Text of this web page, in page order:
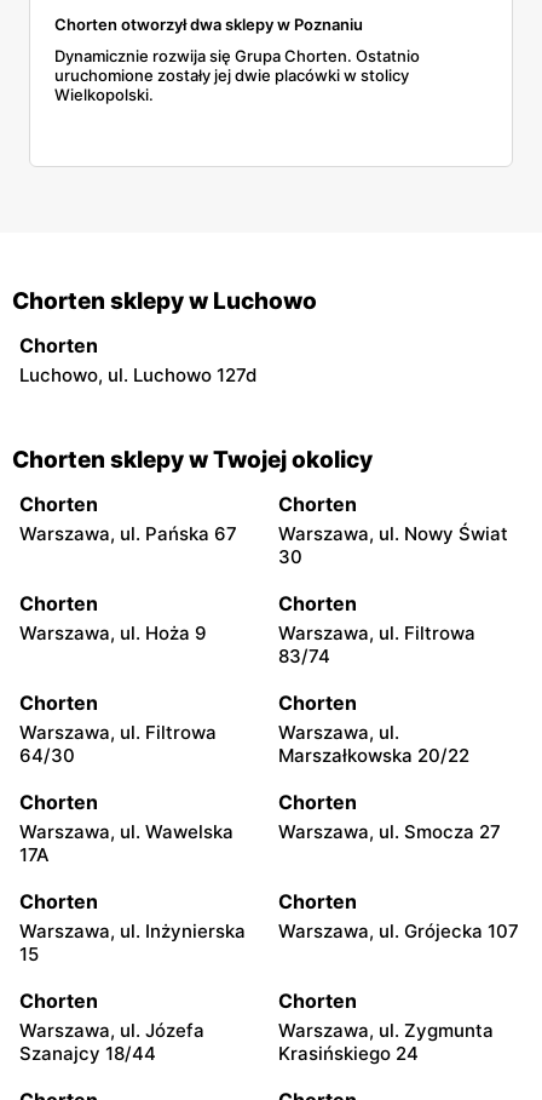
Chorten otworzył dwa sklepy w Poznaniu
Dynamicznie rozwija się Grupa Chorten. Ostatnio
uruchomione zostały jej dwie placówki w stolicy
Wielkopolski.
Chorten sklepy w Luchowo
Chorten
Luchowo, ul. Luchowo 127d
Chorten sklepy w Twojej okolicy
Chorten
Warszawa, ul. Pańska 67
Chorten
Warszawa, ul. Nowy Świat
30
Chorten
Warszawa, ul. Hoża 9
Chorten
Warszawa, ul. Filtrowa
83/74
Chorten
Warszawa, ul. Filtrowa
64/30
Chorten
Warszawa, ul.
Marszałkowska 20/22
Chorten
Warszawa, ul. Wawelska
17A
Chorten
Warszawa, ul. Smocza 27
Chorten
Warszawa, ul. Inżynierska
15
Chorten
Warszawa, ul. Grójecka 107
Chorten
Warszawa, ul. Józefa
Szanajcy 18/44
Chorten
Warszawa, ul. Zygmunta
Krasińskiego 24